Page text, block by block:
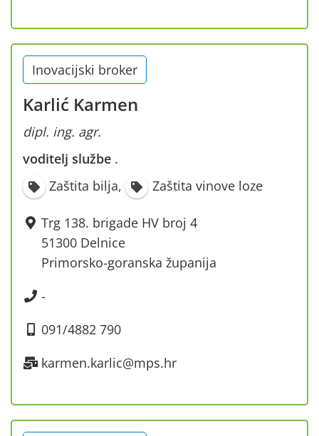
Inovacijski broker
Karlić Karmen
dipl. ing. agr.
voditelj službe ·
Zaštita bilja, Zaštita vinove loze
Trg 138. brigade HV broj 4
51300 Delnice
Primorsko-goranska županija
-
091/4882 790
karmen.karlic@mps.hr